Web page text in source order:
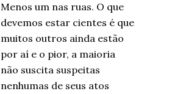
Menos um nas ruas. O que
devemos estar cientes é que
muitos outros ainda estão
por aí e o pior, a maioria
não suscita suspeitas
nenhumas de seus atos